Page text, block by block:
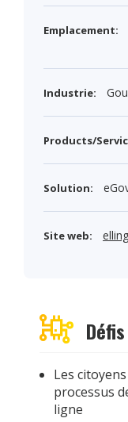
Défis
Les
processus
ligne
Emplacement:
Industrie:
Products/
Solution:
Site web: